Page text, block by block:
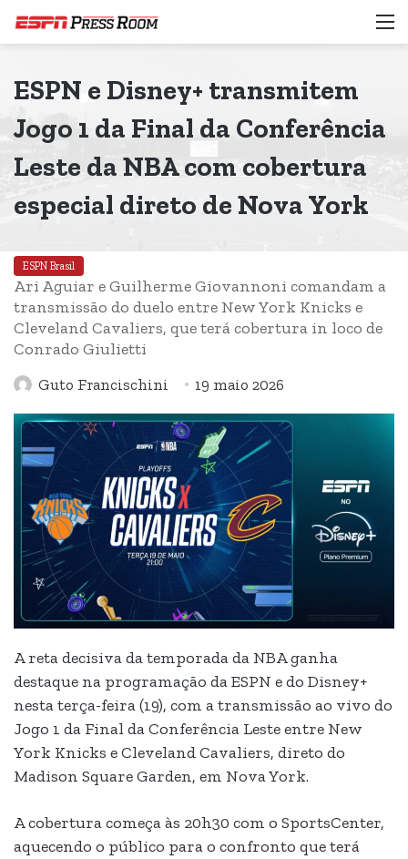
ESPN e Disney+ transmitem
Jogo 1 da Final da Conferência
Leste da NBA com cobertura
especial direto de Nova York
ESPN Brasil
Ari Aguiar e Guilherme Giovannoni comandam a
transmissão do duelo entre New York Knicks e
Cleveland Cavaliers, que terá cobertura in loco de
Conrado Giulietti
Guto Francischini 19 maio 2026
A reta decisiva da temporada da NBA ganha
destaque na programação da ESPN e do Disney+
nesta terça-feira (19), com a transmissão ao vivo do
Jogo 1 da Final da Conferência Leste entre New
York Knicks e Cleveland Cavaliers, direto do
Madison Square Garden, em Nova York.
A cobertura começa às 20h30 com o SportsCenter,
aquecendo o público para o confronto que terá